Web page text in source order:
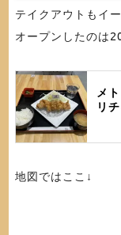
テイクアウトもイ
オープンしたのは
メ
リ
地図ではここ↓